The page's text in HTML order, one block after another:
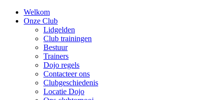
Welkom
Onze Club
Lidgelden
Club trainingen
Bestuur
Trainers
Dojo regels
Contacteer ons
Clubgeschiedenis
Locatie Dojo